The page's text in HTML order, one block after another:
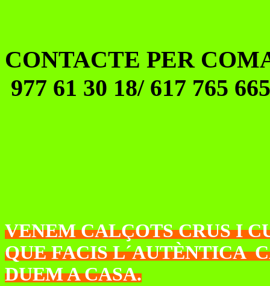
CONTACTE PER
977 61 30 18/ 617 765
VENEM CALÇOTS CRUS I
QUE FACIS L´AUTÈNTICA
DUEM A CASA.